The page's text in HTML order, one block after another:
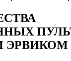
ЭРВИКОМ